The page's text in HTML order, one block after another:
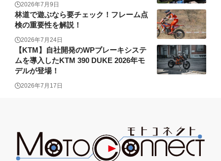
2026年7月9日
林道で遊ぶなら要チェック！フレーム点
検の重要性を解説！
2026年7月24日
【KTM】自社開発のWPブレーキシステ
ムを導入したKTM 390 DUKE 2026年モ
デルが登場！
2026年7月17日